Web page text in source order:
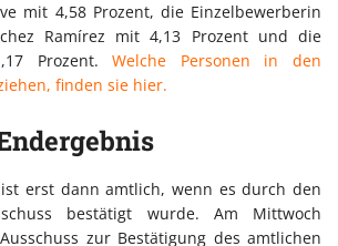
mit 4,58 Prozent, die Einzelbewerberin
Ramírez mit 4,13 Prozent und die
Prozent.Welche Personen in den
finden sie hier.
ist erst dann amtlich, wenn es durch den
bestätigt wurde. Am Mittwoch
zur Bestätigung des amtlichen